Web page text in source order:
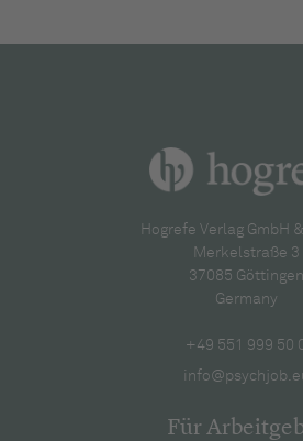
Hogrefe Verlag GmbH
Merkelstraße 3
37085 Göttingen
Germany
+49 551 999 50
Für